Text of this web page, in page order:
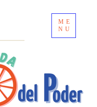
ME
NU